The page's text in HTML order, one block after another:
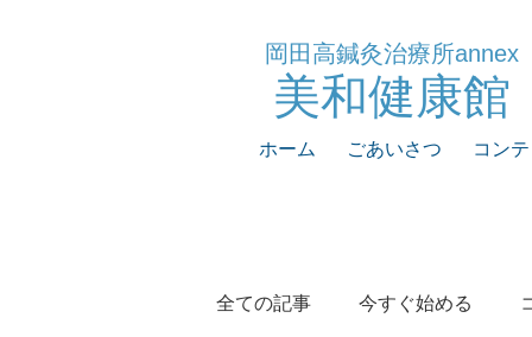
全ての記事 今すぐ始める
岡田高鍼灸治療所annex
​美和健康館
ホーム ごあいさつ コン